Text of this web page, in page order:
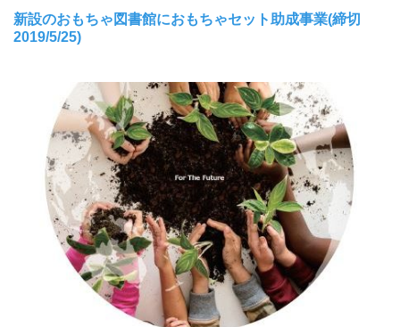
新設のおもちゃ図書館におもちゃセット助成事業(締切
2019/5/25)